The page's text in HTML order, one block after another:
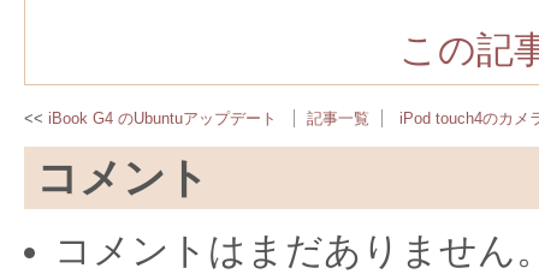
この記
iBook G4 のUbuntuアップデート 記事一覧 iPod touch4のカメ
コメント
コメントはまだありません